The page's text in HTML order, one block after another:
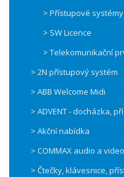
> Přístupové systémy
> SW Licence
> Telekomunikační
> 2N přístupový systém
> ABB Welcome Midi
> ADVENT - docházka,
> Akční nabídka
> COMMAX audio a
> Čtečky, klávesnice,